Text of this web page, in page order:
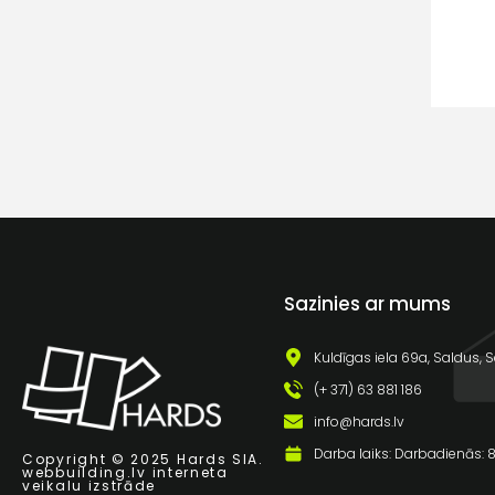
Copyright © 2025 Hards SIA.
webbuilding.lv interneta
veikalu izstrāde
Sazinies ar mums
Kuldīgas iela 69a, Saldus,
(+ 371) 63 881 186
info@hards.lv
Darba laiks: Darbadienās: